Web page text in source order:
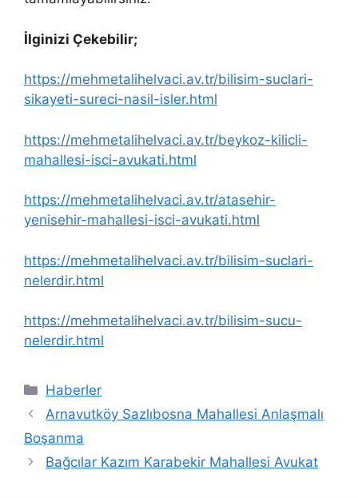
İlginizi Çekebilir;
https://mehmetalihelvaci.av.tr/bilisim-suclari-
sikayeti-sureci-nasil-isler.html
https://mehmetalihelvaci.av.tr/beykoz-kilicli-
mahallesi-isci-avukati.html
https://mehmetalihelvaci.av.tr/atasehir-
yenisehir-mahallesi-isci-avukati.html
https://mehmetalihelvaci.av.tr/bilisim-suclari-
nelerdir.html
https://mehmetalihelvaci.av.tr/bilisim-sucu-
nelerdir.html
Kategoriler
Haberler
Arnavutköy Sazlıbosna Mahallesi Anlaşmalı
Boşanma
Bağcılar Kazım Karabekir Mahallesi Avukat